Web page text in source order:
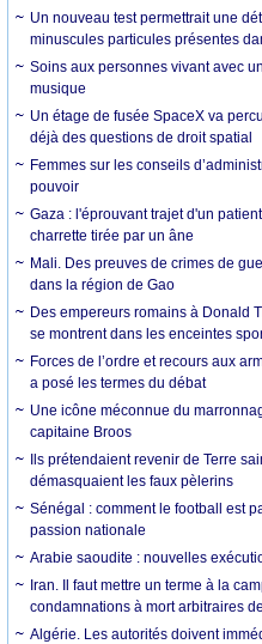
Un nouveau test permettrait une
minuscules particules présentes
Soins aux personnes vivant avec
musique
Un étage de fusée SpaceX va
déjà des questions de droit spatial
Femmes sur les conseils
pouvoir
Gaza : l'éprouvant trajet d'un
charrette tirée par un âne
Mali. Des preuves de crimes de
dans la région de Gao
Des empereurs romains à Donald
se montrent dans les enceintes
Forces de l’ordre et recours aux
a posé les termes du débat
Une icône méconnue du
capitaine Broos
Ils prétendaient revenir de Terre
démasquaient les faux pèlerins
Sénégal : comment le football est
passion nationale
Arabie saoudite : nouvelles
Iran. Il faut mettre un terme à la
condamnations à mort arbitraires
Algérie. Les autorités doivent